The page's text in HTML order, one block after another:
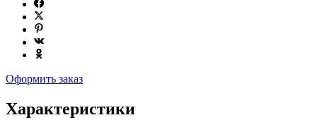
Оформить заказ
Характеристики